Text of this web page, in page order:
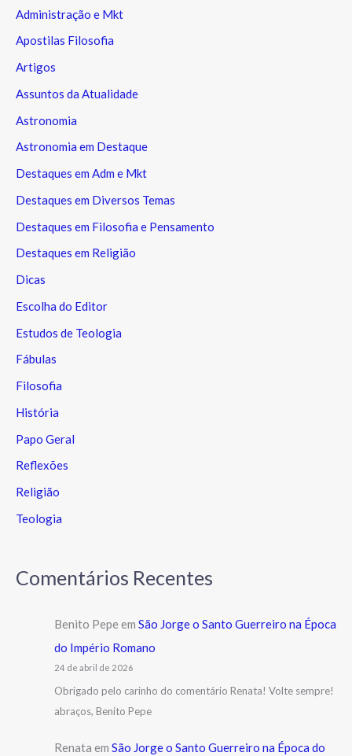
Administração e Mkt
Apostilas Filosofia
Artigos
Assuntos da Atualidade
Astronomia
Astronomia em Destaque
Destaques em Adm e Mkt
Destaques em Diversos Temas
Destaques em Filosofia e Pensamento
Destaques em Religião
Dicas
Escolha do Editor
Estudos de Teologia
Fábulas
Filosofia
História
Papo Geral
Reflexões
Religião
Teologia
Comentários Recentes
Benito Pepe em São Jorge o Santo Guerreiro na Época
do Império Romano
24 de abril de 2026
Obrigado pelo carinho do comentário Renata! Volte sempre!
abraços, Benito Pepe
Renata em São Jorge o Santo Guerreiro na Época do